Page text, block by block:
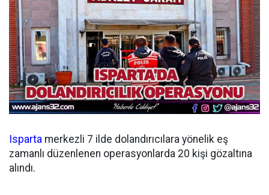
Isparta merkezli 7 ilde dolandırıcılara yönelik eş
zamanlı düzenlenen operasyonlarda 20 kişi gözaltına
alındı.